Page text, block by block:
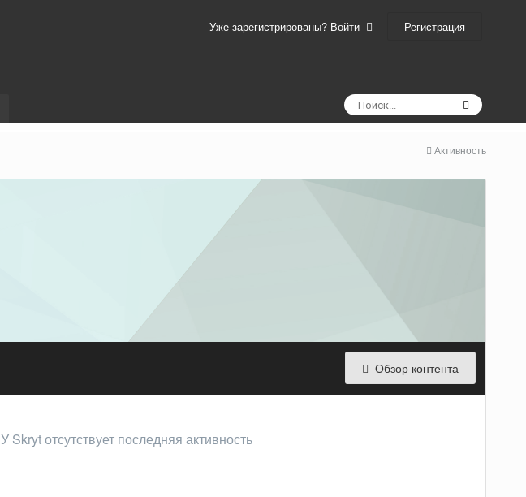
Уже зарегистрированы? Войти Регистрация
Активность
Обзор контента
У Skryt отсутствует последняя активность